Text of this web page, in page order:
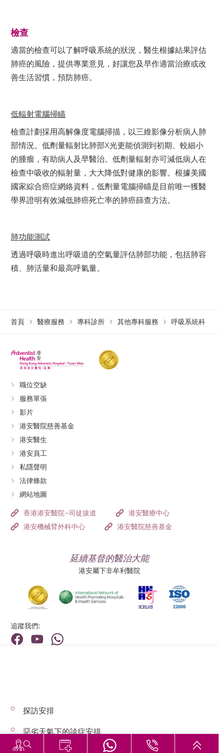
檢查
適當的檢查可以了解呼吸系統的狀況，醫生根據結果評估
肺癌的風險，提供專業意見，好讓您及早作適當治療或改
善生活習慣，預防肺癌。
低輻射電腦掃瞄
檢查計劃採用高解像度電腦掃描，以三維影像分析病人肺
部情況。低劑量輻射比肺部X光更能偵測到初期、較細小
的腫瘤，有助病人及早醫治。低劑量輻射亦可減低病人在
檢查中吸收的輻射量，大大降低對健康的影響。根據美國
國家綜合癌症網絡資料，低劑量電腦掃瞄是目前唯一獲醫
學界證明有效減低肺癌死亡率的肺癌篩查方法。
肺功能測試
透過呼吸時進出呼吸道的空氣量評估肺部功能，包括肺容
積、肺活量和最高呼氣量。
首頁 醫療服務 專科診所 其他專科服務 呼吸系統科
職位空缺
服務單張
影片
港安醫院慈善基金
港安醫生
港安員工
私隱聲明
法律條款
網站地圖
香港港安醫院–司徒拔道
港安醫療中心
港安機械臂外科中心
港安醫院慈善基金
延續基督的醫治大能
港安屬下非牟利醫院
追蹤我們:
© 2026 版權所有 © 港安醫療 保留一切權利
探訪安排
惡劣天氣下的診症安排